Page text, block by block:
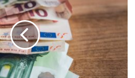
refinanční operace tak byla
sazby pro jednodenní
% a pro jednodenní sterilizační
je platné od 14. září 2022.
vyšší úrokové